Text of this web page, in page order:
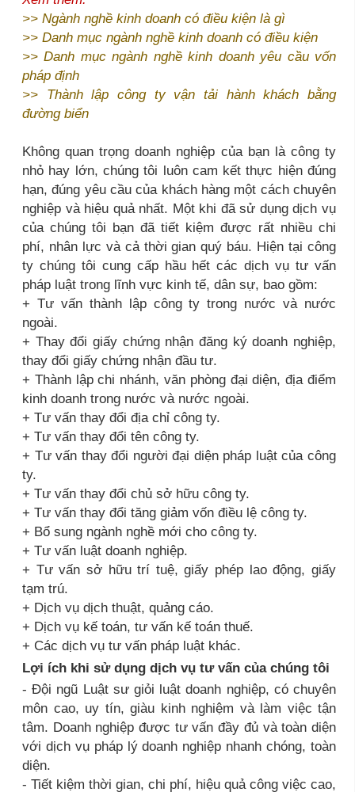
>> Ngành nghề kinh doanh có điều kiện là gì
>> Danh mục ngành nghề kinh doanh có điều kiện
>>Danh mục ngành nghề kinh doanh yêu cầu vốn
pháp định
>> Thành lập công ty vận tải hành khách bằng
đường biển
Không quan trọng doanh nghiệp của bạn là công ty
nhỏ hay lớn, chúng tôi luôn cam kết thực hiện đúng
hạn, đúng yêu cầu của khách hàng một cách chuyên
nghiệp và hiệu quả nhất. Một khi đã sử dụng dịch vụ
của chúng tôi bạn đã tiết kiệm được rất nhiều chi
phí, nhân lực và cả thời gian quý báu. Hiện tại công
ty chúng tôi cung cấp hầu hết các dịch vụ tư vấn
pháp luật trong lĩnh vực kinh tế, dân sự, bao gồm:
+ Tư vấn thành lập công ty trong nước và nước
ngoài.
+ Thay đổi giấy chứng nhận đăng ký doanh nghiệp,
thay đổi giấy chứng nhận đầu tư.
+ Thành lập chi nhánh, văn phòng đại diện, địa điểm
kinh doanh trong nước và nước ngoài.
+ Tư vấn thay đổi địa chỉ công ty.
+ Tư vấn thay đổi tên công ty.
+ Tư vấn thay đổi người đại diện pháp luật của công
ty.
+ Tư vấn thay đổi chủ sở hữu công ty.
+ Tư vấn thay đổi tăng giảm vốn điều lệ công ty.
+ Bổ sung ngành nghề mới cho công ty.
+ Tư vấn luật doanh nghiệp.
+ Tư vấn sở hữu trí tuệ, giấy phép lao động, giấy
tạm trú.
+ Dịch vụ dịch thuật, quảng cáo.
+ Dịch vụ kế toán, tư vấn kế toán thuế.
+ Các dịch vụ tư vấn pháp luật khác.
Lợi ích khi sử dụng dịch vụ tư vấn của chúng tôi
- Đội ngũ Luật sư giỏi luật doanh nghiệp, có chuyên
môn cao, uy tín, giàu kinh nghiệm và làm việc tận
tâm. Doanh nghiệp được tư vấn đầy đủ và toàn diện
với dịch vụ pháp lý doanh nghiệp nhanh chóng, toàn
diện.
- Tiết kiệm thời gian, chi phí, hiệu quả công việc cao,